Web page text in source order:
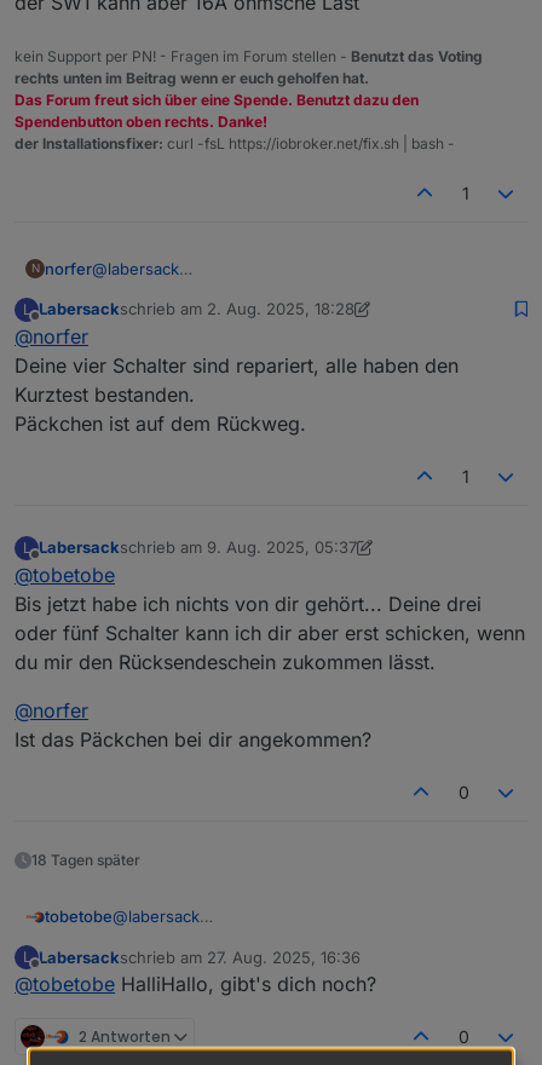
kein Support per PN! - Fragen im Forum stellen - Benutzt das Voting
rechts unten im Beitrag wenn er euch geholfen hat.
Das Forum freut sich über eine Spende. Benutzt dazu den
Spendenbutton oben rechts. Danke!
der Installationsfixer: curl -fsL https://iobroker.net/fix.sh | bash -
1
N norfer@labersack
das Päckchen schicken?
L
Offline
Labersackschrieb am 2. Aug. 2025, 18:28
zuletzt editiert von Labersack8. Apr. 2025, 10:33
@norfer
Deine vier Schalter sind repariert, alle haben den
Kurztest bestanden.
Päckchen ist auf dem Rückweg.
1
L
Offline
Labersackschrieb am 9. Aug. 2025, 05:37
zuletzt editiert von Labersack8. Sept. 2025, 07:37
@tobetobe
Bis jetzt habe ich nichts von dir gehört... Deine drei
oder fünf Schalter kann ich dir aber erst schicken, wenn
du mir den Rücksendeschein zukommen lässt.
@norfer
Ist das Päckchen bei dir angekommen?
0
18 Tagen später
tobetobe@labersack
schön, dass es dein Angebot noch immer gibt. Ich
habe mittlerweile 4 Stück HM-LC-Sw1-FM mit
HM-LC-Sw2-FM (Fehler unbekannt) hier liegen. Ich
wollte mich zunächst selbst an einer Reparatur
Deinen ersten Post habe ich gelesen und bin mit den
Bedingungen einverstanden. Bitte schicke mir deine
L
Offline
Labersackschrieb am 27. Aug. 2025, 16:36
zuletzt editiert von
@tobetobe HalliHallo, gibt's dich noch?
2 Antworten 0